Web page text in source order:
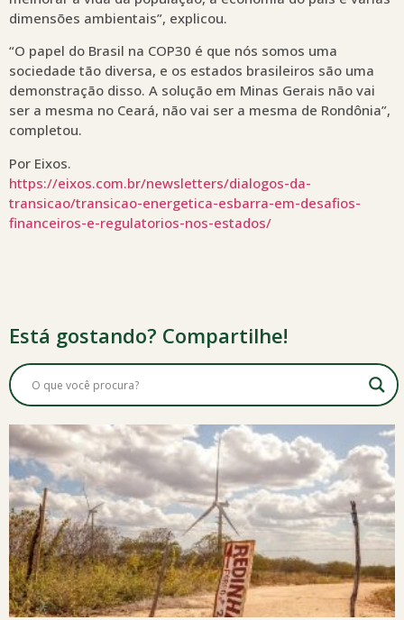
dimensões ambientais”, explicou.
“O papel do Brasil na COP30 é que nós somos uma
sociedade tão diversa, e os estados brasileiros são uma
demonstração disso. A solução em Minas Gerais não vai
ser a mesma no Ceará, não vai ser a mesma de Rondônia”,
completou.
Por Eixos.
https://eixos.com.br/newsletters/dialogos-da-
transicao/transicao-energetica-esbarra-em-desafios-
financeiros-e-regulatorios-nos-estados/
Está gostando? Compartilhe!